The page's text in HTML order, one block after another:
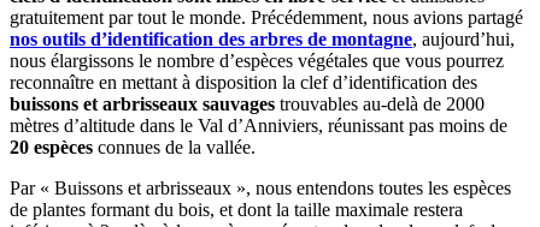
gratuitement par tout le monde. Précédemment, nous avions partagé
nos outils d’identification des arbres de montagne, aujourd’hui,
nous élargissons le nombre d’espèces végétales que vous pourrez
reconnaître en mettant à disposition la clef d’identification des
buissons et arbrisseaux sauvages trouvables au-delà de 2000
mètres d’altitude dans le Val d’Anniviers, réunissant pas moins de
20 espèces connues de la vallée.
Par « Buissons et arbrisseaux », nous entendons toutes les espèces
de plantes formant du bois, et dont la taille maximale restera